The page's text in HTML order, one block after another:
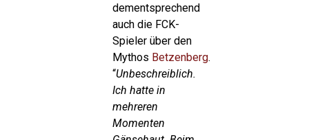
dementsprechend
auch die FCK-
Spieler über den
Mythos Betzenberg.
“Unbeschreiblich.
Ich hatte in
mehreren
Momenten